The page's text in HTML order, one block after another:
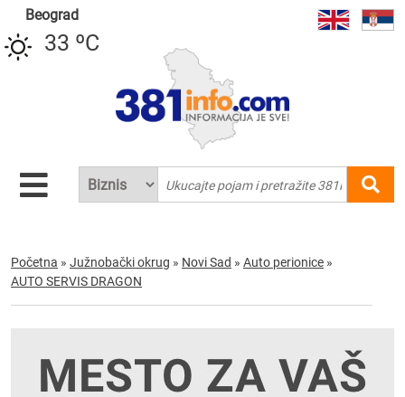
Beograd
33 ºC
Početna » Južnobački okrug » Novi Sad » Auto perionice »
AUTO SERVIS DRAGON